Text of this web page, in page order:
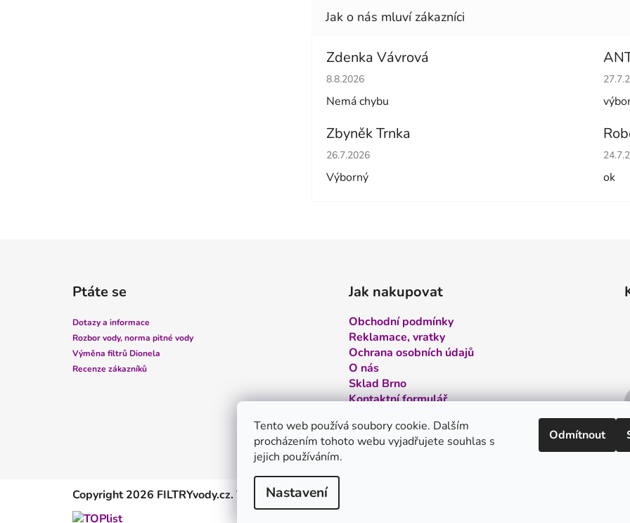
Tento web používá soubory cookie. Dalším
procházením tohoto webu vyjadřujete souhlas s
jejich používáním.
Nastavení
Odmítnout
Zdenka Vávrová
Hodnocení obchodu je 5 z 5 hvězdiček.
8.8.2026
Nemá chybu
Zbyněk Trnka
Hodnocení obchodu je 5 z 5 hvězdiček.
26.7.2026
Výborný ok
Ptáte se
Dotazy a informace
Rozbor vody, norma pitné vody
Výměna filtrů Dionela
Recenze zákazníků
Jak nakupovat
Obchodní podmínky
Reklamace, vratky
Ochrana osobních údajů
O nás
Sklad Brno
Kontaktní formulář
Copyright 2026 FILTRYvody.cz. Všechna práva vyhrazena.